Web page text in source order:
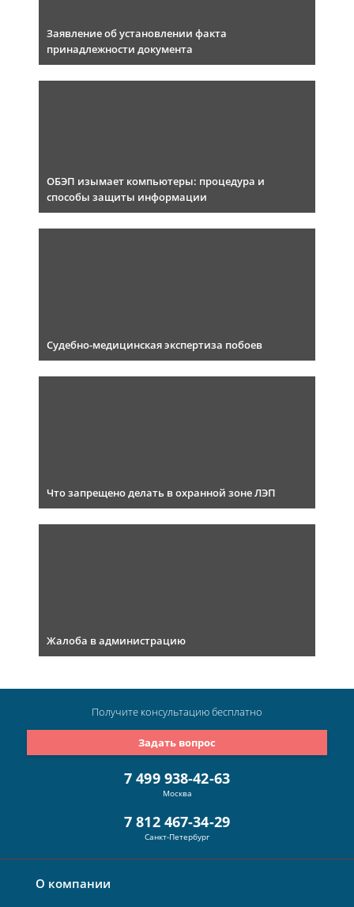
Заявление об установлении факта
принадлежности документа
ОБЭП изымает компьютеры: процедура и
способы защиты информации
Судебно-медицинская экспертиза побоев
Что запрещено делать в охранной зоне ЛЭП
Жалоба в администрацию
О компании
7 499 938-42-63
Москва
7 812 467-34-29
Санкт-Петербург
Задать вопрос
Получите консультациюбесплатно